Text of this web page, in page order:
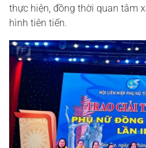
thực hiện, đồng thời quan tâm
hình tiên tiến.